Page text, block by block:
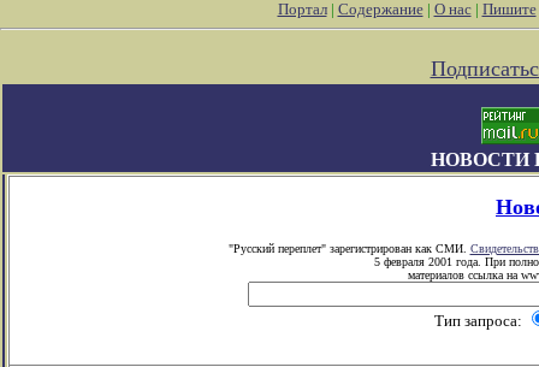
Портал| Содержание| О нас| Пишите
НОВОСТИ
"Русский переплет" зарегистрирован как СМИ.
5 февраля 2001 года. При
материалов ссылка на
Тип запроса: